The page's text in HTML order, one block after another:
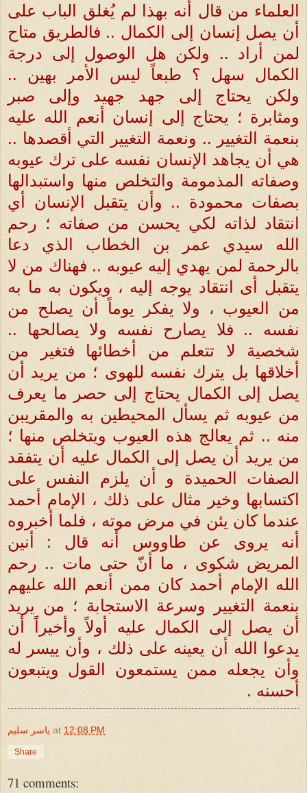
العلماء من قال أنه بهذا لم يُغلق الباب على
أن يصل إنسان إلى الكمال .. فالطريق متاح
لمن أراد .. ولكن هل الوصول إلى درجة
الكمال سهل ؟ طبعاً ليس الأمر بهين ..
ولكن يحتاج إلى جهد جهيد وإلى صبر
ومثابرة ؛ يحتاج إلى إنسان أنعم الله عليه
بنعمة التغيير .. ونعمة التغيير التي أقصدها ..
هي أن يجاهد الإنسان نفسه على ترك عيوبه
وصفاته المذمومة والتخلص منها واستبدالها
بصفات محمودة .. وأن يتقبل الإنسان أي
انتقاد لذاته لكي يحسن من صفاته ؛ رحم
الله سيدي عمر بن الخطاب الذي دعا
بالرحمة لمن يهدي إليه عيوبه .. فهناك من لا
يتقبل أى انتقاد يوجه إليه ، ويكون به ما به
من العيوب ، ولا يفكر يوماً أن يصلح من
نفسه .. فلا يصارح نفسه ولا يصالحها ..
شخصية لا تتعلم من أخطائها فتغير من
أخلاقها بل يترك نفسه للهوى ؛ من يريد أن
يصل إلى الكمال يحتاج إلى حصر ما يعرف
من عيوبه ثم يسأل المحيطين به والمقريبن
منه .. ثم يعالج هذه العيوب ويتخلص منها ؛
من يريد أن يصل إلى الكمال عليه أن يتفقد
الصفات الحميدة و أن يلزم النفس على
اكتسابها وخير مثال على ذلك ، الإمام أحمد
عندما كان يئن في مرض موته ، فلما أخبروه
أنه يروى عن طاووس أنه قال : أنين
المريض شكوى ، ما أنّ حتى مات .. رحم
الله الإمام أحمد كان ممن أنعم الله عليهم
بنعمة التغيير وسرعة الاستجابة ؛ من يريد
أن يصل إلى الكمال عليه أولاً وأخيراً أن
يدعوا الله أن يعينه على ذلك ، وأن ييسر له
وأن يجعله ممن يستمعون القول ويتبعون
أحسنه .
ياسر سليم at 12:08 PM
Share
71 comments: